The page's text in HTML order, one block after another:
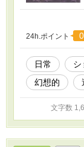
24h.ポイント
日常 シ
幻想的
文字数